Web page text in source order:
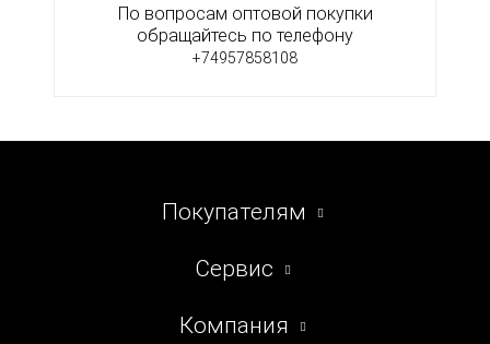
По вопросам оптовой покупки
обращайтесь по телефону
+74957858108
Покупателям
Сервис
Компания